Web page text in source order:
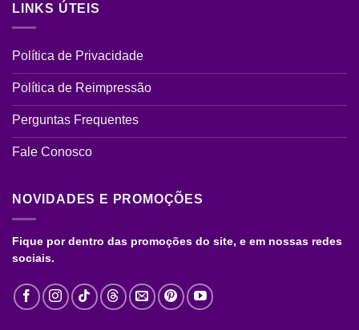
LINKS ÚTEIS
Política de Privacidade
Política de Reimpressão
Perguntas Frequentes
Fale Conosco
NOVIDADES E PROMOÇÕES
Fique por dentro das promoções do site, e em nossas redes
sociais.